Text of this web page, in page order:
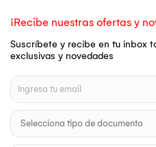
¡Recibe nuestras ofertas y
Suscríbete y recibe en tu inbox
exclusivas y novedades